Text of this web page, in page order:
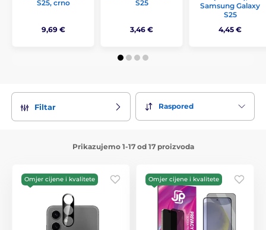
S25, crno
9,69 €
S25
3,46 €
Samsung Galaxy
S25
4,45 €
Filtar Raspored
Prikazujemo 1-17 od 17 proizvoda
Omjer cijene i kvalitete Omjer cijene i kvalitete